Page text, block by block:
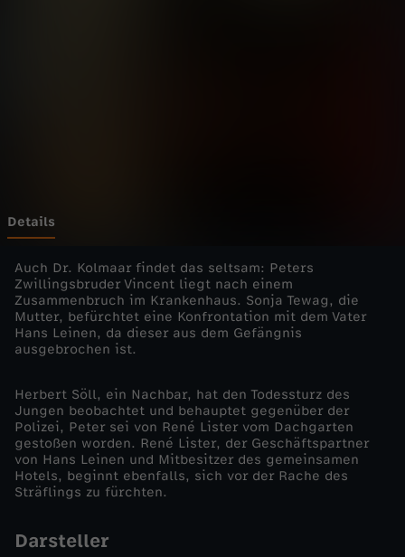
g
e
-
E
i
n
M
a
Details
Auch Dr. Kolmaar findet das seltsam: Peters
Zwillingsbruder Vincent liegt nach einem
Zusammenbruch im Krankenhaus. Sonja Tewag, die
Mutter, befürchtet eine Konfrontation mit dem Vater
Hans Leinen, da dieser aus dem Gefängnis
ausgebrochen ist.
Herbert Söll, ein Nachbar, hat den Todessturz des
Jungen beobachtet und behauptet gegenüber der
Polizei, Peter sei von René Lister vom Dachgarten
gestoßen worden. René Lister, der Geschäftspartner
von Hans Leinen und Mitbesitzer des gemeinsamen
Hotels, beginnt ebenfalls, sich vor der Rache des
Sträflings zu fürchten.
Darsteller